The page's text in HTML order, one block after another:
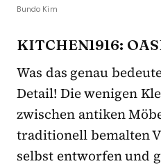
Bundo Kim
KITCHEN1916:
Was das genau
Detail! Die wenigen
zwischen antiken
traditionell bemalten
selbst entworfen und